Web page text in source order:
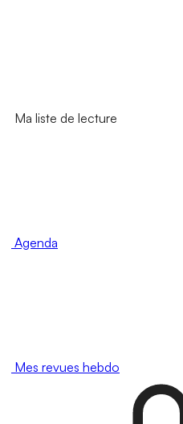
Ma liste de lecture
Agenda
Mes revues hebdo